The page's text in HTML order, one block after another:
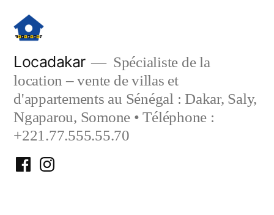
contenu
Locadakar
Spécialiste de la
location – vente de villas et
d'appartements au Sénégal : Dakar, Saly,
Ngaparou, Somone • Téléphone :
+221.77.555.55.70
FacebookInstagram